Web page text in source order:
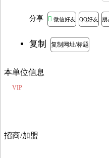
分享  微信好友 QQ好友 朋
复制 复制网址/标题
本单位信息
VIP
招商/加盟